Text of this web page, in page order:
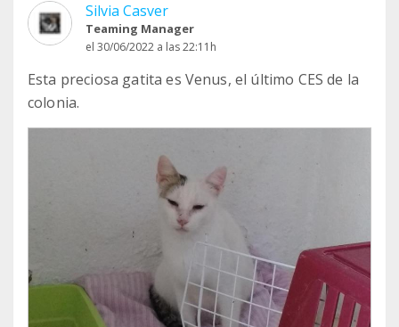
Silvia Casver
Teaming Manager
el 30/06/2022 a las 22:11h
Esta preciosa gatita es Venus, el último CES de la
colonia.